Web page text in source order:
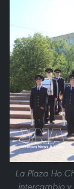
La Plaza Ho
intercambio